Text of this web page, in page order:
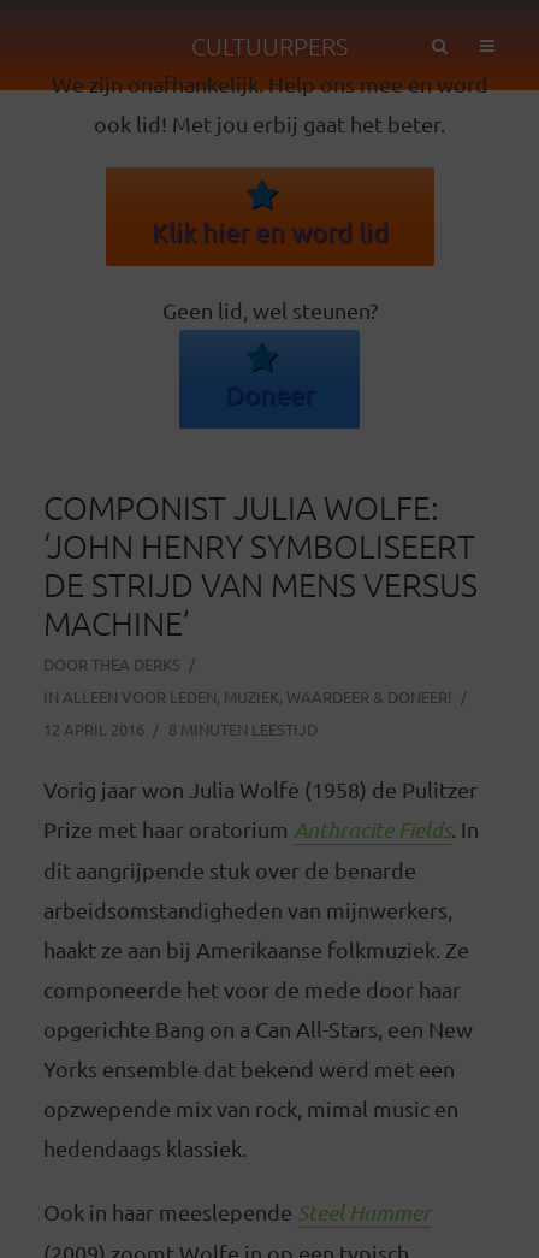
CULTUURPERS
We zijn onafhankelijk. Help ons mee en word
ook lid! Met jou erbij gaat het beter.
Klik hier en word lid
Geen lid, wel steunen?
Doneer
COMPONIST JULIA WOLFE:
‘JOHN HENRY SYMBOLISEERT
DE STRIJD VAN MENS VERSUS
MACHINE’
DOOR THEA DERKS
IN ALLEEN VOOR LEDEN, MUZIEK, WAARDEER & DONEER!
12 APRIL 2016
8 MINUTEN LEESTIJD
Vorig jaar won Julia Wolfe (1958) de Pulitzer
Prize met haar oratorium Anthracite Fields. In
dit aangrijpende stuk over de benarde
arbeidsomstandigheden van mijnwerkers,
haakt ze aan bij Amerikaanse folkmuziek. Ze
componeerde het voor de mede door haar
opgerichte Bang on a Can All-Stars, een New
Yorks ensemble dat bekend werd met een
opzwepende mix van rock, mimal music en
hedendaags klassiek.
Ook in haar meeslepende Steel Hammer
(2009) zoomt Wolfe in op een typisch